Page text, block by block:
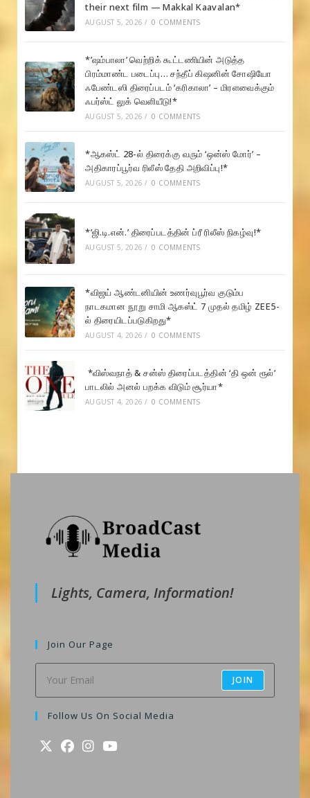
their next film — Makkal Kaavalan*
AUGUST 5, 2026 / 0 COMMENTS
*’ஷம்பாலா’ வெற்றிக் கூட்டணியின் அடுத்த
பிரம்மாண்ட படைப்பு… சந்தீப் கிஷனின் சோஷியோ
ஃபேண்டஸி திரைப்படம் ‘கரிகாலா’ – மிரளவைக்கும்
ஃபர்ஸ்ட் லுக் வெளியீடு!*
AUGUST 5, 2026 / 0 COMMENTS
*ஆகஸ்ட் 28-ல் திரைக்கு வரும் ‘ஒன்ஸ் மோர்’ –
அதிகாரப்பூர்வ ரிலீஸ் தேதி அறிவிப்பு!*
AUGUST 5, 2026 / 0 COMMENTS
*’ஜி.டி.என்.’ திரைப்படத்தின் ப்ரீ ரிலீஸ் நிகழ்வு!*
AUGUST 5, 2026 / 0 COMMENTS
*விஜய் ஆண்டனியின் உணர்வுபூர்வ குடும்ப
நாடகமான நூறு சாமி ஆகஸ்ட் 7 முதல் தமிழ் ZEE5-
ல் திரையிடப்படுகிறது*
AUGUST 4, 2026 / 0 COMMENTS
*விஸ்வநாத் & சன்ஸ் திரைப்படத்தின் ‘தி ஒன் ரூல்’
பாடலில் அனல் பறக்க விடும் சூர்யா*
AUGUST 4, 2026 / 0 COMMENTS
Lights, Camera, Information!
Join Our Page
JOIN
Follow Us On Social Media